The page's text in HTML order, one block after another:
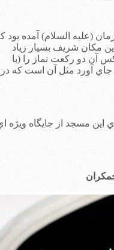
(عليه السلام) آمده بود كه
مكان شريف بسيار زياد
دو ركعت نماز را (با
آورد مثل آن است كه در
مسجد از جايگاه ويژه اي